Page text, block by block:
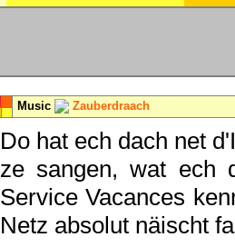
Music Zauberdraach
Do hat ech dach net
ze sangen, wat ech
Service Vacances
Netz absolut näischt